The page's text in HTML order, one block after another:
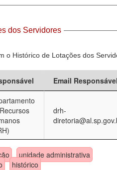
dos Servidores
o Histórico de Lotações dos
Email
drh-
unidade administrativa
histórico